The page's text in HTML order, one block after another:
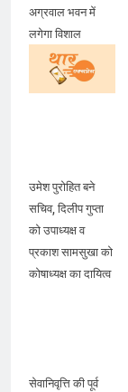
अग्रवाल भवन में
लगेगा विशाल
निःशुल्क चिकित्सा
शिविर
उमेश पुरोहित बने
सचिव, दिलीप गुप्ता
को उपाध्यक्ष व
प्रकाश सामसुखा को
कोषाध्यक्ष का दायित्व
सेवानिवृत्ति की पूर्व